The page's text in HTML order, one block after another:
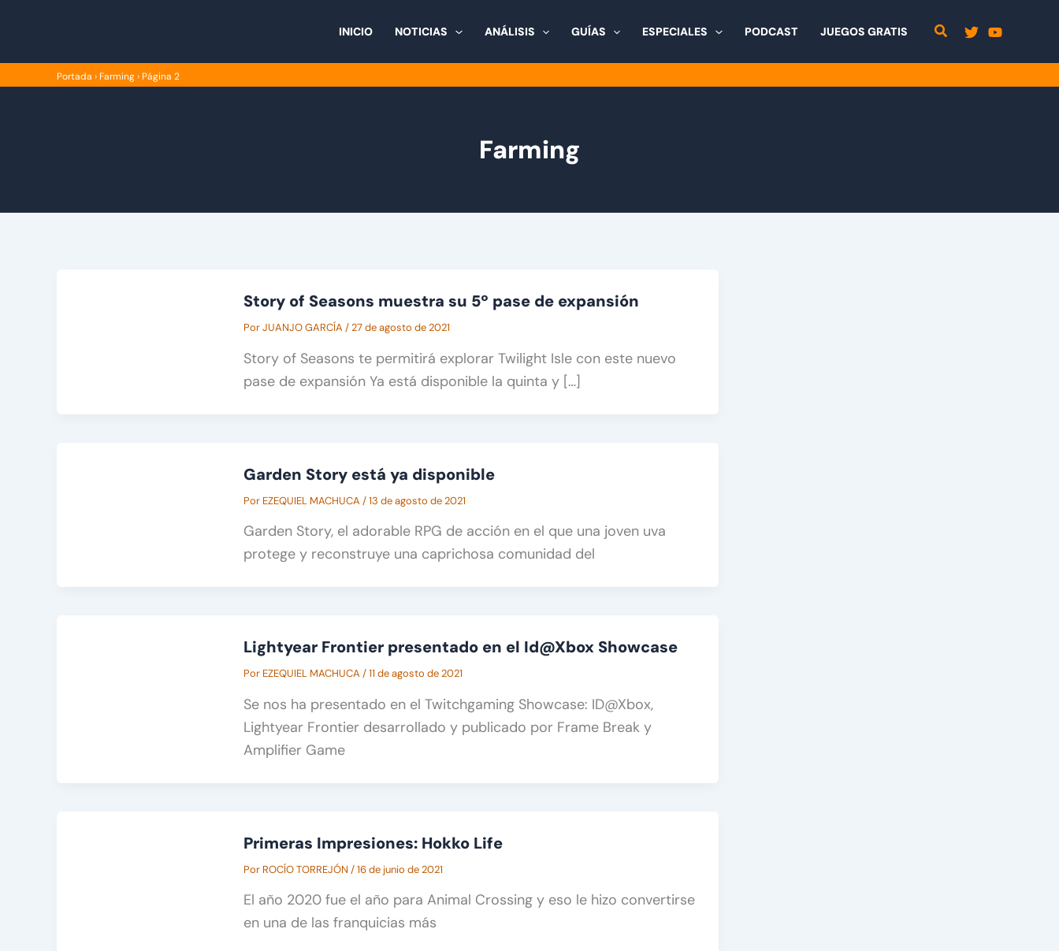
INICIO NOTICIAS ANÁLISIS GUÍAS ESPECIALES PODCAST JUEGOS GRATIS
Portada ›Farming›Página 2
Farming
Story of Seasons muestra su 5º pase de expansión
PorJUANJO GARCÍA /27 de agosto de 2021
Story of Seasons te permitirá explorar Twilight Isle con este nuevo
pase de expansión Ya está disponible la quinta y […]
Garden Story está ya disponible
Por EZEQUIEL MACHUCA /13 de agosto de 2021
Garden Story, el adorable RPG de acción en el que una joven uva
protege y reconstruye una caprichosa comunidad del
Lightyear Frontier presentado en el Id@Xbox Showcase
Por EZEQUIEL MACHUCA /11 de agosto de 2021
Se nos ha presentado en el Twitchgaming Showcase: ID@Xbox,
Lightyear Frontier desarrollado y publicado por Frame Break y
Amplifier Game
Primeras Impresiones: Hokko Life
Por ROCÍO TORREJÓN /16 de junio de 2021
El año 2020 fue el año para Animal Crossing y eso le hizo convertirse
en una de las franquicias más